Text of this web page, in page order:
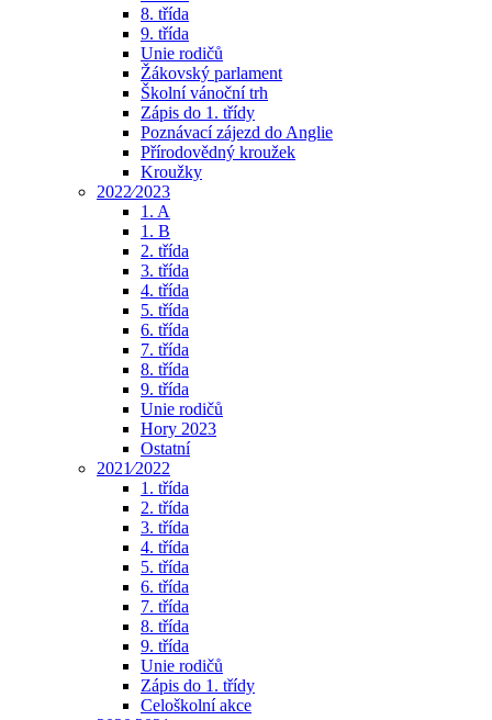
8. třída
9. třída
Unie rodičů
Žákovský parlament
Školní vánoční trh
Zápis do 1. třídy
Poznávací zájezd do Anglie
Přírodovědný kroužek
Kroužky
2022⁄2023
1. A
1. B
2. třída
3. třída
4. třída
5. třída
6. třída
7. třída
8. třída
9. třída
Unie rodičů
Hory 2023
Ostatní
2021⁄2022
1. třída
2. třída
3. třída
4. třída
5. třída
6. třída
7. třída
8. třída
9. třída
Unie rodičů
Zápis do 1. třídy
Celoškolní akce